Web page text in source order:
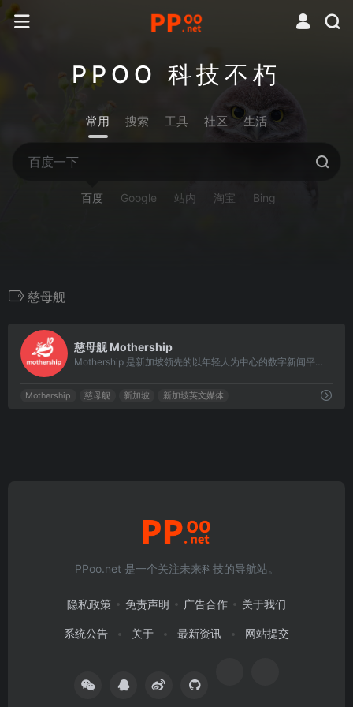
PPOO 科技不朽
常用 搜索 工具 社区 生活
百度 Google 站内 淘宝 Bing
慈母舰
慈母舰 Mothership
Mothership 是新加坡领先的以年轻人为中心的数字新闻平台。
Mothership 慈母舰 新加坡 新加坡英文媒体
PPoo.net 是一个关注未来科技的导航站。
隐私政策 免责声明 广告合作 关于我们
系统公告 关于 最新资讯 网站提交